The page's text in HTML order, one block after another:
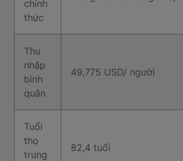
chính
thức
Thu
nhập
bình
quân
49,775 USD/ người
Tuổi
thọ
trung
82,4 tuổi